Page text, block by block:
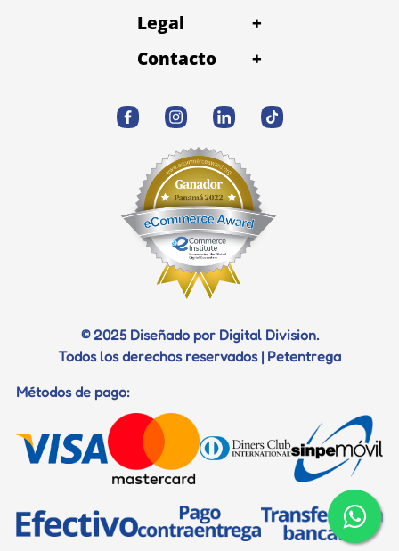
Legal
+
Contacto
+
© 2025 Diseñado por Digital Division.
Todos los derechos reservados | Petentrega
Métodos de pago: